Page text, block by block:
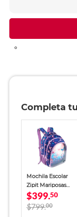
Completa
Mochila Escolar
Zipit Mariposas
Morado Niña
$399.50
$799.00